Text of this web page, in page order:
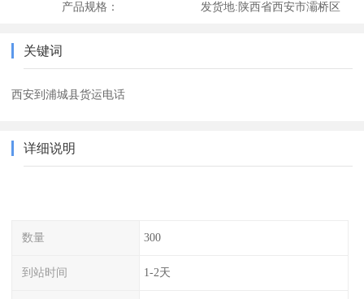
产品规格： 发货地:陕西省西安市灞桥区
关键词
西安到浦城县货运电话
详细说明
数量 300
到站时间 1-2天